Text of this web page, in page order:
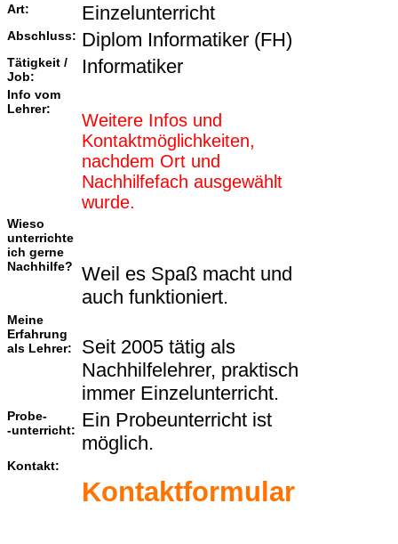
Art: Einzelunterricht
Abschluss: Diplom Informatiker (FH)
Tätigkeit /
Job:
Informatiker
Info vom
Lehrer:
Weitere Infos und
Kontaktmöglichkeiten,
nachdem Ort und
Nachhilfefach ausgewählt
wurde.
Wieso
unterrichte
ich gerne
Nachhilfe?
Weil es Spaß macht und
auch funktioniert.
Meine
Erfahrung
als Lehrer:
Seit 2005 tätig als
Nachhilfelehrer, praktisch
immer Einzelunterricht.
Probe-
-unterricht: Ein Probeunterricht ist
möglich.
Kontakt:
Kontaktformular